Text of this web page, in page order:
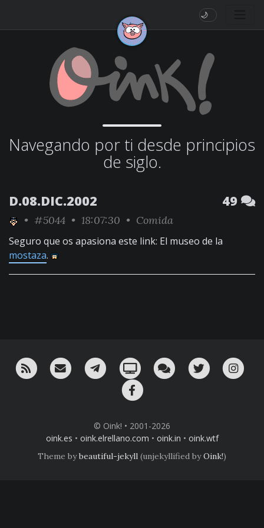
🌙
Navegando por ti desde principios
de siglo.
D.08.DIC.2002 49
• #5044 • 18:07:30 • Comida
Seguro que os apasiona este link: El museo de la
mostaza.
RSS ¡Mándame un email!¡Nuestro canal en Telegram!
Oink! TV Charla con nosotros
Twitter
© Oink! • 2001-2026
oink.es • oink.elrellano.com • oink.in • oink.wtf
Theme bybeautiful-jekyll (unjekyllified byOink!)